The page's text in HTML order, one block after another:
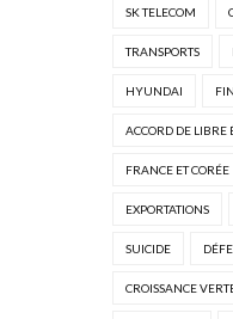
SK TELECOM
TRANSPORTS
HYUNDAI
ACCORD DE LIBRE
FRANCE ET CORÉE
EXPORTATIONS
SUICIDE
CROISSANCE